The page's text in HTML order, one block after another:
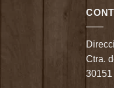
Ctra.
30151